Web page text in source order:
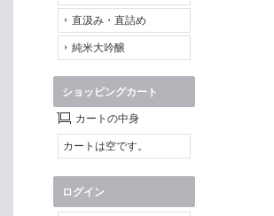
直汲み・直詰め
純米大吟醸
ショッピングカート
カートの中身
カートは空です。
ログイン